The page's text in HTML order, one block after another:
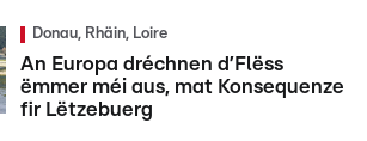
Donau, Rhäin, Loire
An Europa dréchnen d’Flëss
ëmmer méi aus, mat Konsequenze
fir Lëtzebuerg